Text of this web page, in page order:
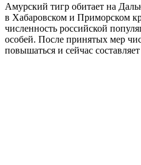
Амурский тигр обитает на
в Хабаровском и Приморском
численность российской
особей. После принятых мер
повышаться и сейчас